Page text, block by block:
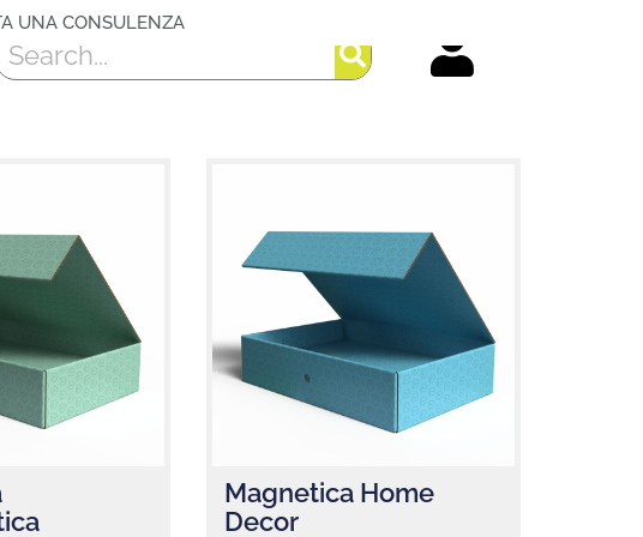
UNA CONSULENZA
Magnetica Home
Decor